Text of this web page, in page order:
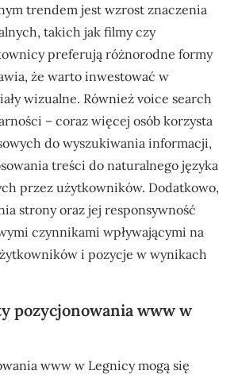
trendem jest wzrost znaczenia
takich jak filmy czy
preferują różnorodne formy
że warto inwestować w
wizualne. Również voice search
– coraz więcej osób korzysta
do wyszukiwania informacji,
treści do naturalnego języka
przez użytkowników. Dodatkowo,
strony oraz jej responsywność
czynnikami wpływającymi na
i pozycje w wynikach
pozycjonowania www w
www w Legnicy mogą się